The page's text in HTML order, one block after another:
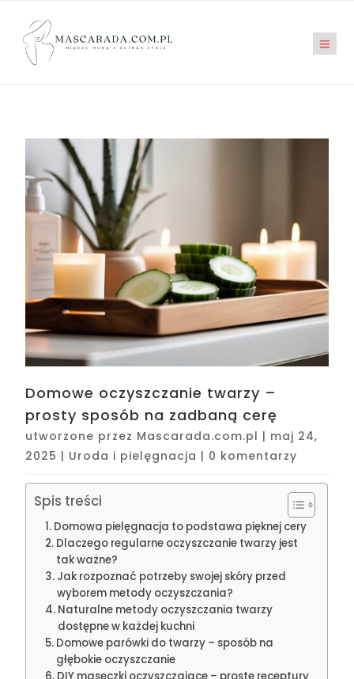
Domowe oczyszczanie twarzy –
prosty sposób na zadbaną cerę
utworzone przez Mascarada.com.pl | maj 24,
2025 | Uroda i pielęgnacja | 0 komentarzy
Spis treści
Domowa pielęgnacja to podstawa pięknej cery
Dlaczego regularne oczyszczanie twarzy jest
tak ważne?
Jak rozpoznać potrzeby swojej skóry przed
wyborem metody oczyszczania?
Naturalne metody oczyszczania twarzy
dostępne w każdej kuchni
Domowe parówki do twarzy – sposób na
głębokie oczyszczanie